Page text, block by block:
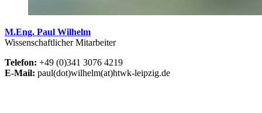
M.Eng. Paul Wilhelm
Wissenschaftlicher Mitarbeiter
Telefon: +49 (0)341 3076 4219
E-Mail: paul(dot)wilhelm(at)htwk-leipzig.de